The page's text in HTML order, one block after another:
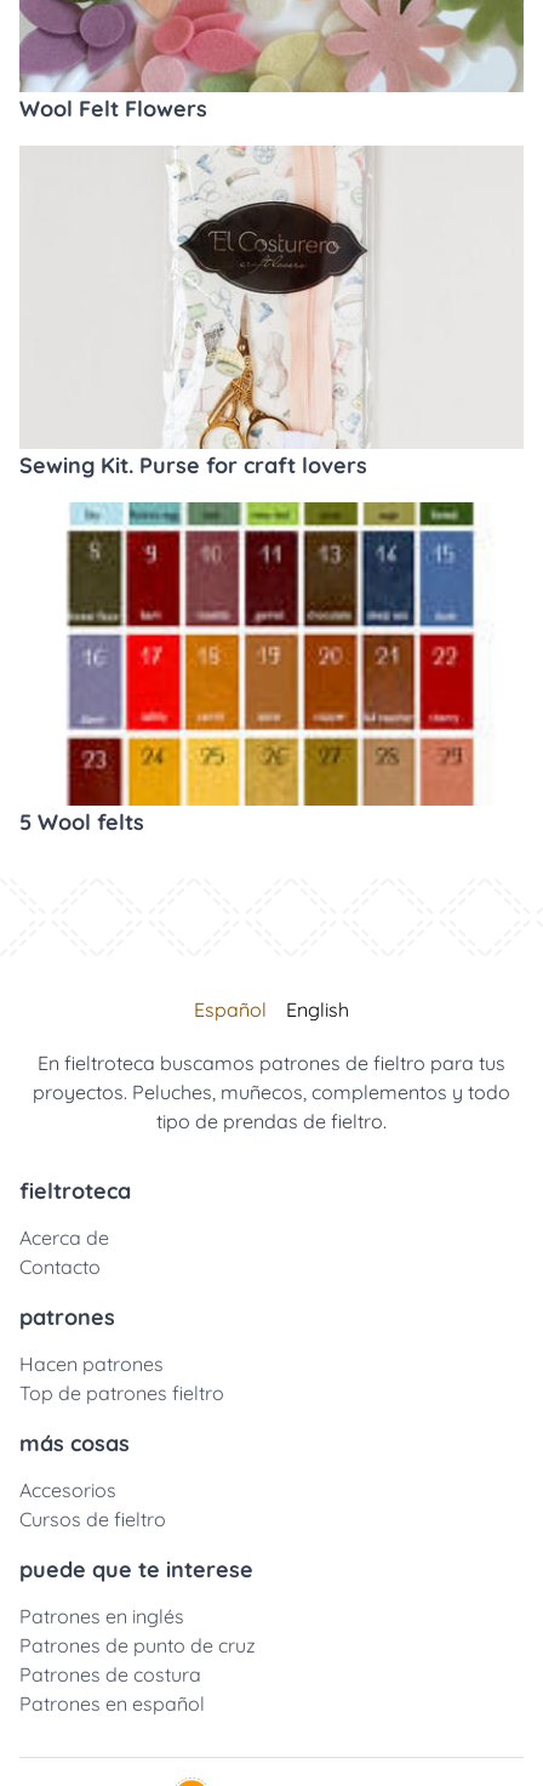
Wool Felt Flowers
Sewing Kit. Purse for craft lovers
5 Wool felts
Español English
En fieltroteca buscamos patrones de fieltro para tus
proyectos. Peluches, muñecos, complementos y todo
tipo de prendas de fieltro.
fieltroteca
Acerca de
Contacto
patrones
Hacen patrones
Top de patrones fieltro
más cosas
Accesorios
Cursos de fieltro
puede que te interese
Patrones en inglés
Patrones de punto de cruz
Patrones de costura
Patrones en español